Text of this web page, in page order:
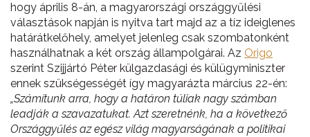
hogy április 8-án, a magyarországi országgyűlési
választások napján is nyitva tart majd az a tíz ideiglenes
határátkelőhely, amelyet jelenleg csak szombatonként
használhatnak a két ország állampolgárai. Az Origo
szerint Szijjártó Péter külgazdasági és külügyminiszter
ennek szükségességét így magyarázta március 22-én:
„Számítunk arra, hogy a határon túliak nagy számban
leadják a szavazatukat. Azt szeretnénk, ha a következő
Országgyűlés az egész világ magyarságának a politikai